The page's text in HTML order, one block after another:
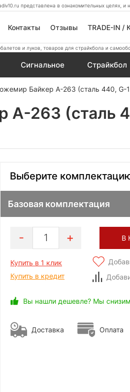
представлена в ознакомительных целях,
Контакты Отзывы TRADE-IN /
и луков, товаров для страйкбола и
Сигнальное Страйкбол
Байкер A-263 (сталь 440, G-
263 (сталь
Выберите
Базовая комплектация
1 В
Купить в 1 клик
Купить в кредит
Вы нашли дешевле? Мы
Доставка Оплата